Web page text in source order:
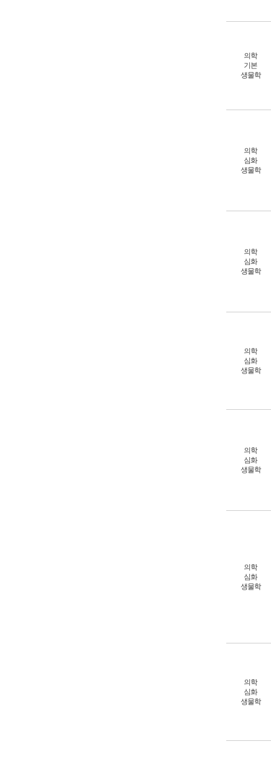
의학
기본
생물학
의학
심화
생물학
의학
심화
생물학
의학
심화
생물학
의학
심화
생물학
의학
심화
생물학
의학
심화
생물학